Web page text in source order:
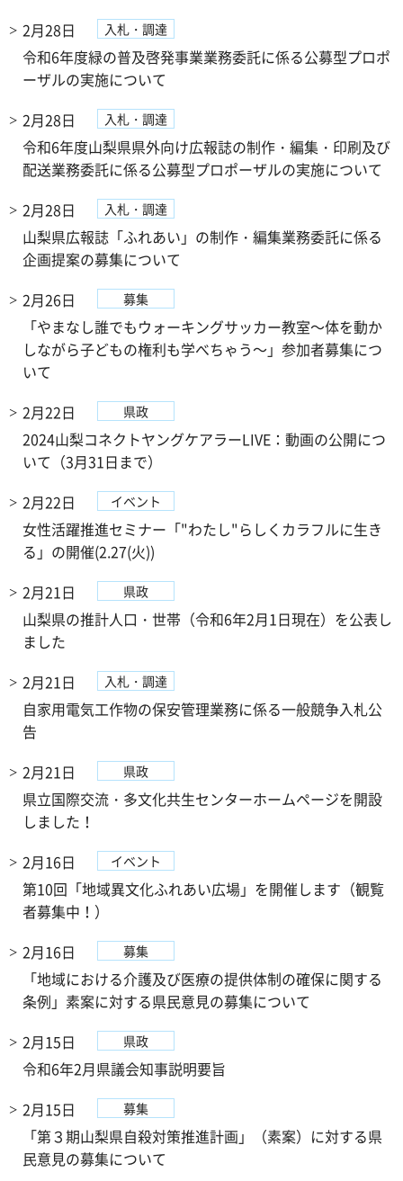
2月28日
入札・調達
令和6年度緑の普及啓発事業業務委託に係る公募型プロポ
ーザルの実施について
2月28日
入札・調達
令和6年度山梨県県外向け広報誌の制作・編集・印刷及び
配送業務委託に係る公募型プロポーザルの実施について
2月28日
入札・調達
山梨県広報誌「ふれあい」の制作・編集業務委託に係る
企画提案の募集について
2月26日
募集
「やまなし誰でもウォーキングサッカー教室～体を動か
しながら子どもの権利も学べちゃう～」参加者募集につ
いて
2月22日
県政
2024山梨コネクトヤングケアラーLIVE：動画の公開につ
いて（3月31日まで）
2月22日
イベント
女性活躍推進セミナー「"わたし"らしくカラフルに生き
る」の開催(2.27(火))
2月21日
県政
山梨県の推計人口・世帯（令和6年2月1日現在）を公表し
ました
2月21日
入札・調達
自家用電気工作物の保安管理業務に係る一般競争入札公
告
2月21日
県政
県立国際交流・多文化共生センターホームページを開設
しました！
2月16日
イベント
第10回「地域異文化ふれあい広場」を開催します（観覧
者募集中！）
2月16日
募集
「地域における介護及び医療の提供体制の確保に関する
条例」素案に対する県民意見の募集について
2月15日
県政
令和6年2月県議会知事説明要旨
2月15日
募集
「第３期山梨県自殺対策推進計画」（素案）に対する県
民意見の募集について